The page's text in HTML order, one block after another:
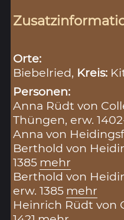
Orte:
Biebelried, Kreis:
Personen:
Anna Rüdt von
Thüngen, erw.
Anna von
Berthold von
1385 mehr
Berthold von
erw. 1385 mehr
Heinrich Rüdt von